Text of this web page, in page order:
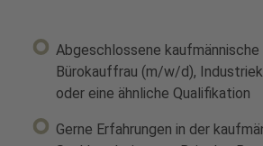
Abgeschlossene kaufmännische
Bürokauffrau (m/w/d),
oder eine ähnliche Qualifikation
Gerne Erfahrungen in der